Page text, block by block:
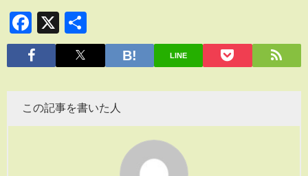
Facebook
X
有
LINE
この記事を書いた人